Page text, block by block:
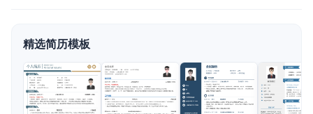
AI 模拟面试
面试自我介绍
AI 职场工具 New
精选简历模板